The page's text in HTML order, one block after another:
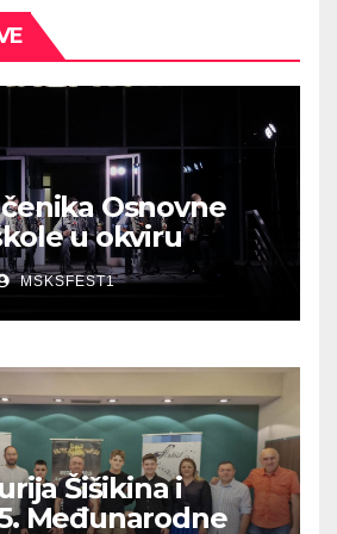
Osnovne
u okviru
„Otvorena
MSKSFEST1
Šišikina i
Međunarodne